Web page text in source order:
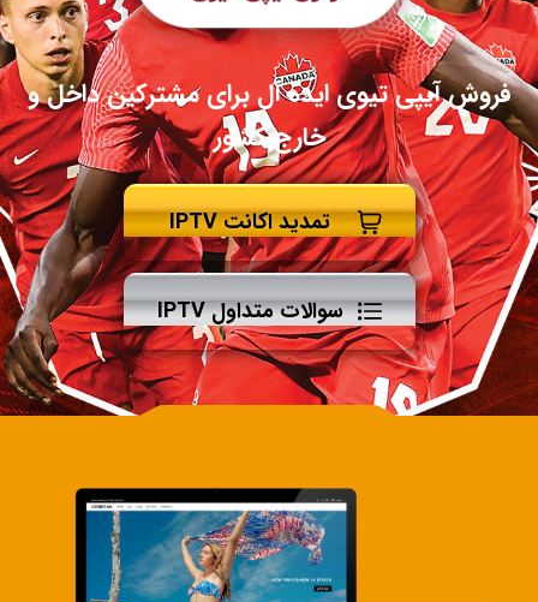
فروش آیپی تیوی ایده آل برای مشترکین داخل و
خارج کشور
تمدید اکانت IPTV
سوالات متداول IPTV